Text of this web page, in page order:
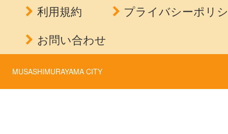
利用規約
プライバシーポリ
お問い合わせ
MUSASHIMURAYAMA CITY